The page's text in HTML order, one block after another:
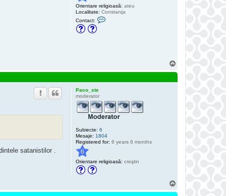
Orientare religioasă: ateu
Localitate: Constanţa
Contact:
z
p
r
e
a
m
t
c
r
Paco_ste
moderator
Subiecte: 6
Mesaje: 1804
Registered for: 6 years 6 months
6
Orientare religioasă: creştin
satanistilor .
u